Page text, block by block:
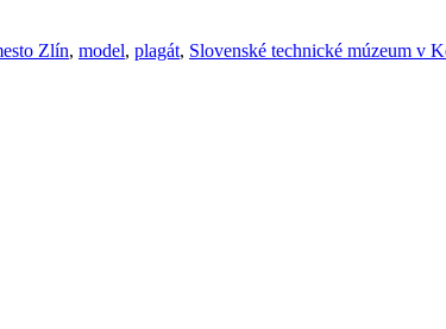
Zlín, model, plagát, Slovenské technické múzeum v